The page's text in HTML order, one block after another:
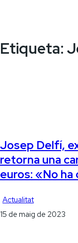
Etiqueta:
Josep Delfí,
retorna una
euros: «No
Actualitat
15 de maig de 2023